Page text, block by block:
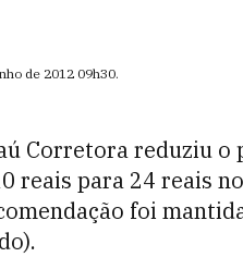
de 2012 09h30.
Corretora reduziu
reais para 24 reais
foi